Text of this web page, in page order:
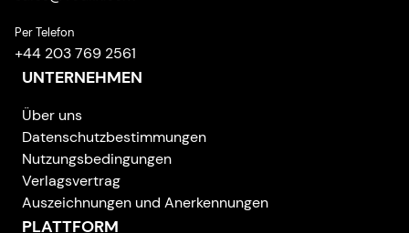
Per Telefon
+44 203 769 2561
UNTERNEHMEN
Über uns
Datenschutzbestimmungen
Nutzungsbedingungen
Verlagsvertrag
Auszeichnungen und Anerkennungen
PLATTFORM